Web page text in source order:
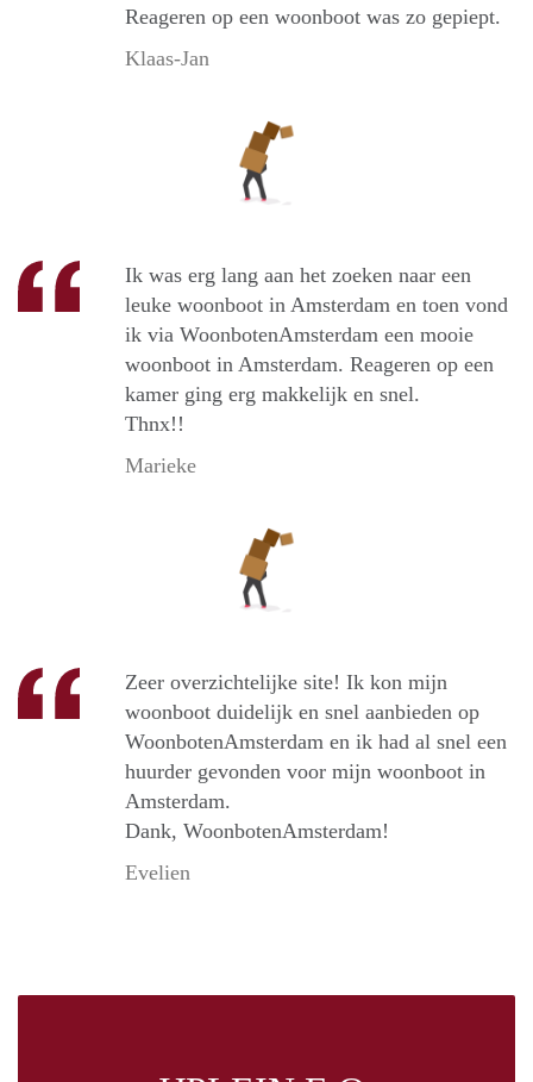
Reageren op een woonboot was zo gepiept.
Klaas-Jan
Ik was erg lang aan het zoeken naar een
leuke woonboot in Amsterdam en toen vond
ik via WoonbotenAmsterdam een mooie
woonboot in Amsterdam. Reageren op een
kamer ging erg makkelijk en snel.
Thnx!!
Marieke
Zeer overzichtelijke site! Ik kon mijn
woonboot duidelijk en snel aanbieden op
WoonbotenAmsterdam en ik had al snel een
huurder gevonden voor mijn woonboot in
Amsterdam.
Dank, WoonbotenAmsterdam!
Evelien